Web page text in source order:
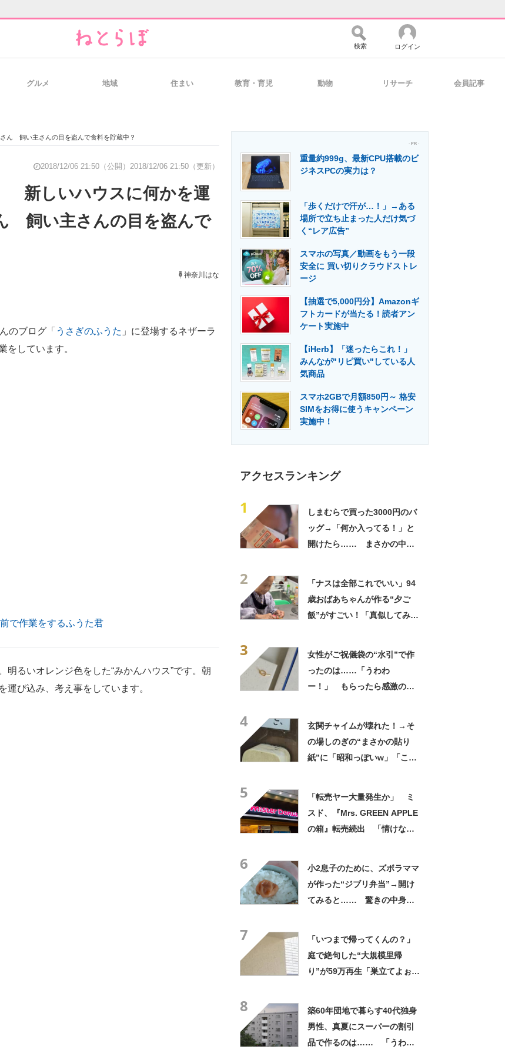
経営リーダーのコミュニティ マーケ×ITの今がよく分かる
サイト IT製品の技術・比較・事例 製造業のIT導入・活用を支援
エネルギーの専門メディア 建設×テクノロジーの最前線
検索 ログイン
グルメ 地域 住まい 教育・育児 動物 リサーチ 会員記事
ん 飼い主さんの目を盗んで食料を貯蔵中？
2018/12/06 21:50（公開） 2018/12/06 21:50（更新）
新しいハウスに何かを運
飼い主さんの目を盗んで
神奈川はな
のブログ「 うさぎのふうた 」に登場するネザーラ
をしています。
で作業をするふうた君
るいオレンジ色をした“みかんハウス”です。朝
び込み、考え事をしています。
- PR -
重量約999g、最新CPU搭載のビ
ジネスPCの実力は？
「歩くだけで汗が…！」→ある
場所で立ち止まった人だけ気づ
く“レア広告”
スマホの写真／動画をもう一段
安全に 買い切りクラウドストレ
ージ
【抽選で5,000円分】Amazonギ
フトカードが当たる！読者アン
ケート実施中
【iHerb】「迷ったらこれ！」
みんなが"リピ買い"している人
気商品
スマホ2GBで月額850円～ 格安
SIMをお得に使うキャンペーン
実施中！
アクセスランキング
1
しまむらで買った3000円のバ
ッグ→「何か入ってる！」と
開けたら…… まさかの中身
2
「ナスは全部これでいい」94
歳おばあちゃんが作る“夕ご
飯”がすごい！「真似してみま
3
女性がご祝儀袋の“水引”で作
ったのは……「うわわ
ー！」 もらったら感激のデ
4
玄関チャイムが壊れた！→そ
の場しのぎの“まさかの貼り
紙”に「昭和っぽいw」「こん
5
「転売ヤー大量発生か」 ミ
スド、『Mrs. GREEN APPLE
の箱』転売続出 「情けない
6
小2息子のために、ズボラママ
が作った“ジブリ弁当”→開け
てみると…… 驚きの中身に
7
「いつまで帰ってくんの？」
庭で絶句した“大規模里帰
り”が59万再生「巣立てよぉぉ
8
築60年団地で暮らす40代独身
男性、真夏にスーパーの割引
品で作るのは…… 「うわ